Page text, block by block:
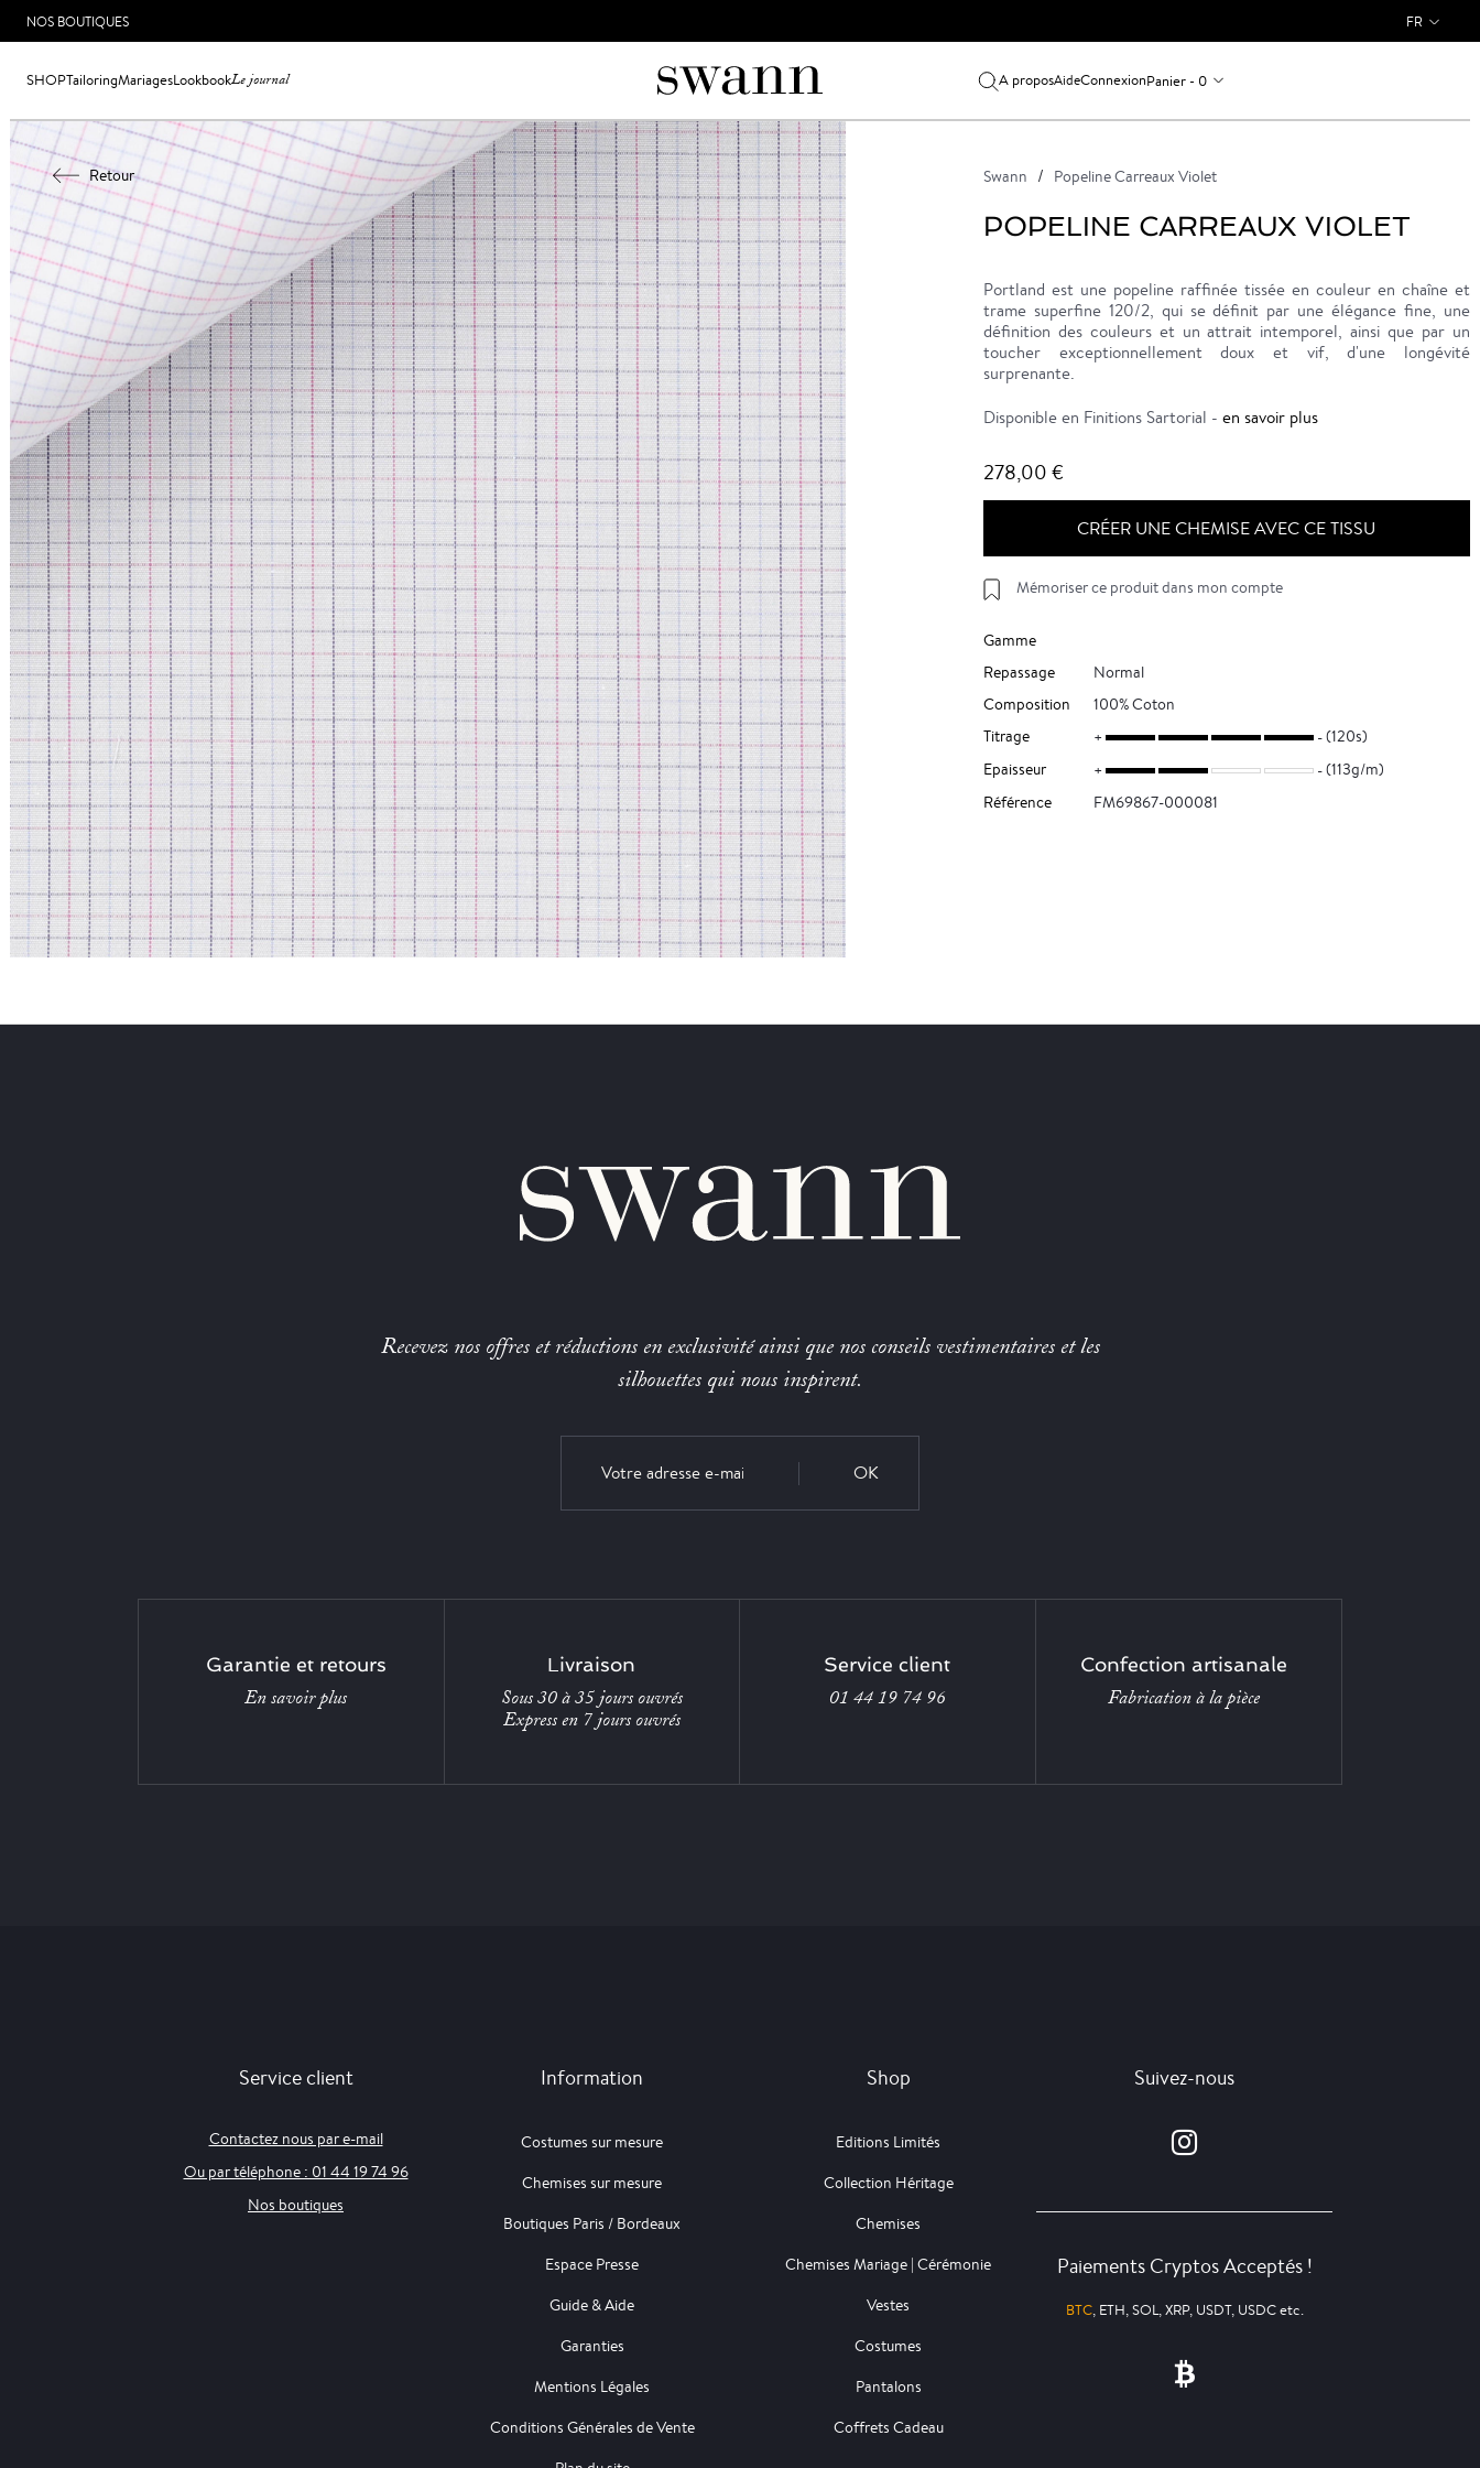
NOS BOUTIQUES FR
SHOPTailoringMariagesLookbookLe journal A proposAideConnexionPanier - 0
Retour Swann Popeline Carreaux Violet
POPELINE CARREAUX VIOLET
Portland est une popeline raffinée tissée en couleur en chaîne et
trame superfine 120/2, qui se définit par une élégance fine, une
définition des couleurs et un attrait intemporel, ainsi que par un
toucher exceptionnellement doux et vif, d'une longévité
surprenante.
Disponible en Finitions Sartorial - en savoir plus
278,00 €
CRÉER UNE CHEMISE AVEC CE TISSU
Mémoriser ce produit dans mon compte
Gamme
Repassage
Normal
Composition
100% Coton
Titrage
(120s)
Epaisseur
(113g/m)
Référence
FM69867-000081
Recevez nos offres et réductions en exclusivité ainsi que nos conseils vestimentaires et les
silhouettes qui nous inspirent.
OK
Garantie et retours
En savoir plus
Livraison
Sous 30 à 35 jours ouvrés
Express en 7 jours ouvrés
Service client
01 44 19 74 96
Confection artisanale
Fabrication à la pièce
Service client
Contactez nous par e-mail
Ou par téléphone : 01 44 19 74 96
Nos boutiques
Information
Costumes sur mesure
Chemises sur mesure
Boutiques Paris / Bordeaux
Espace Presse
Guide & Aide
Garanties
Mentions Légales
Conditions Générales de Vente
Shop
Editions Limités
Collection Héritage
Chemises
Chemises Mariage | Cérémonie
Vestes
Costumes
Pantalons
Coffrets Cadeau
Suivez-nous
Paiements Cryptos Acceptés !
BTC, ETH, SOL, XRP, USDT, USDC etc.